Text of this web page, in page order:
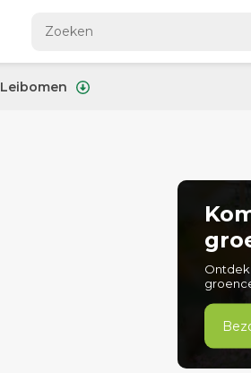
Leibomen